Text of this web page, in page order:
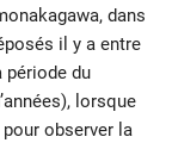
dans
il y a entre
période du
lorsque
observer la